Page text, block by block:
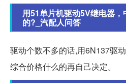
用51单片机驱动5V继电器
的?_汽配人问答
驱动个数不多的话,用6N137驱
综合价格什么的再自己决定。